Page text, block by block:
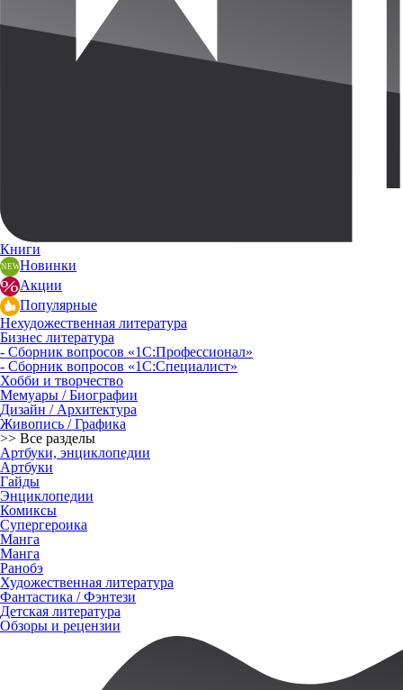
Книги
Новинки
Акции
Популярные
Нехудожественная литература
Бизнес литература
- Сборник вопросов «1С:Профессионал»
- Сборник вопросов «1С:Специалист»
Хобби и творчество
Мемуары / Биографии
Дизайн / Архитектура
Живопись / Графика
>> Все разделы
Артбуки, энциклопедии
Артбуки
Гайды
Энциклопедии
Комиксы
Супергероика
Манга
Манга
Ранобэ
Художественная литература
Фантастика / Фэнтези
Детская литература
Обзоры и рецензии